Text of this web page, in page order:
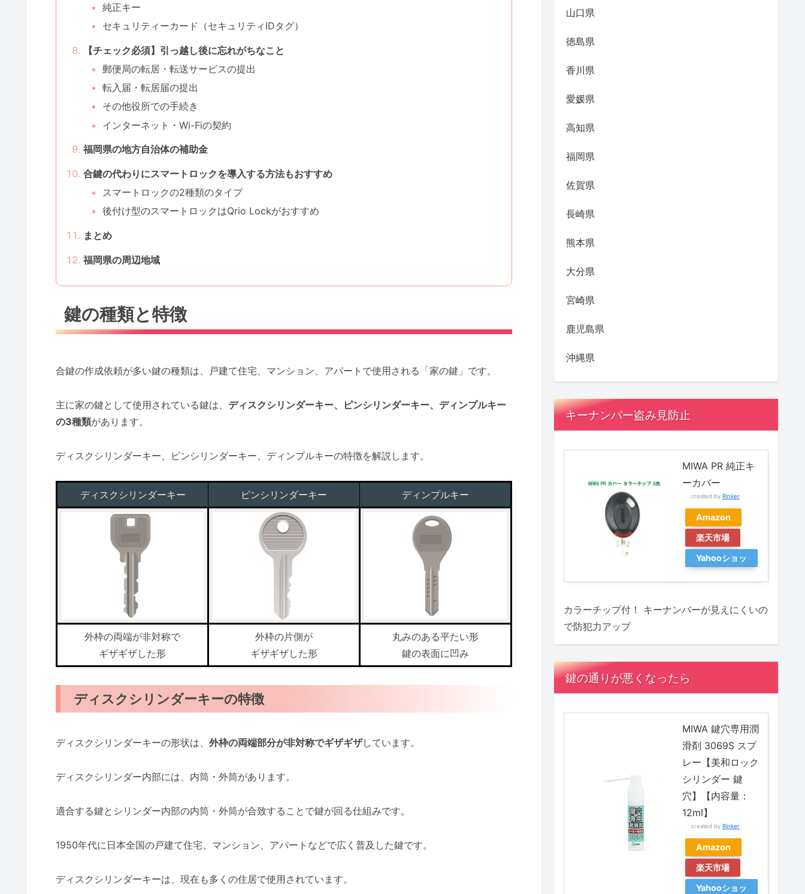
純正キー
セキュリティーカード（セキュリティIDタグ）
【チェック必須】引っ越し後に忘れがちなこと
郵便局の転居・転送サービスの提出
転入届・転居届の提出
その他役所での手続き
インターネット・Wi-Fiの契約
福岡県の地方自治体の補助金
合鍵の代わりにスマートロックを導入する方法もおすすめ
スマートロックの2種類のタイプ
後付け型のスマートロックはQrio Lockがおすすめ
まとめ
福岡県の周辺地域
鍵の種類と特徴
合鍵の作成依頼が多い鍵の種類は、戸建て住宅、マンション、アパートで使用される「家の鍵」です。
主に家の鍵として使用されている鍵は、 ディスクシリンダーキー、ピンシリンダーキー、ディンプルキー
の3種類があります。
ディスクシリンダーキー、ピンシリンダーキー、ディンプルキーの特徴を解説します。
ディスクシリンダーキー ピンシリンダーキー ディンプルキー
外枠の両端が非対称で
ギザギザした形
外枠の片側が
ギザギザした形
丸みのある平たい形
鍵の表面に凹み
ディスクシリンダーキーの特徴
ディスクシリンダーキーの形状は、 外枠の両端部分が非対称でギザギザしています。
ディスクシリンダー内部には、内筒・外筒があります。
適合する鍵とシリンダー内部の内筒・外筒が合致することで鍵が回る仕組みです。
1950年代に日本全国の戸建て住宅、マンション、アパートなどで広く普及した鍵です。
ディスクシリンダーキーは、現在も多くの住居で使用されています。
山口県
徳島県
香川県
愛媛県
高知県
福岡県
佐賀県
長崎県
熊本県
大分県
宮崎県
鹿児島県
沖縄県
キーナンバー盗み見防止
MIWA PR 純正キ
ーカバー
created by Rinker
Amazon
楽天市場
Yahooショッ
カラーチップ付！ キーナンバーが見えにくいの
で防犯力アップ
鍵の通りが悪くなったら
MIWA 鍵穴専用潤
滑剤 3069S スプ
レー【美和ロック
シリンダー 鍵
穴】【内容量：
12ml】
created by Rinker
Amazon
楽天市場
Yahooショッ